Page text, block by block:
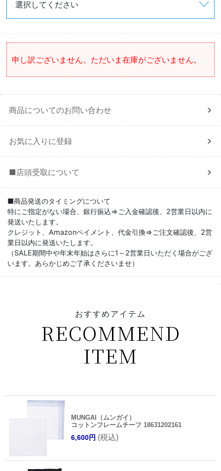
申し訳ございません。ただいま在庫がございません。
商品についてのお問い合わせ
お気に入りに登録
■店頭受取について
■商品発送のタイミングについて
特にご指定がない場合、銀行振込⇒ご入金確認後、2営業日以内に
発送いたします。
クレジット、Amazonペイメント、代金引換⇒ご注文確認後、2営
業日以内に発送いたします。
（SALE期間中や年末年始はさらに1～2営業日いただく場合がござ
います。あらかじめご了承くださいませ）
おすすめアイテム
RECOMMEND
ITEM
MUNGAI（ムンガイ）
コットンフレームチーフ 18631202161
6,600円 (税込)